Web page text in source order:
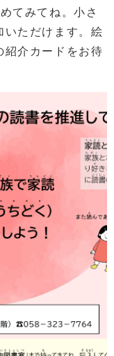
てみてね。小さ
いただけます。絵
紹介カードをお待